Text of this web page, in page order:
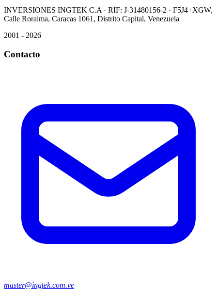
INVERSIONES INGTEK C.A · RIF: J-31480156-2 · F5J4+XGW,
Calle Roraima, Caracas 1061, Distrito Capital, Venezuela
2001 - 2026
Contacto
master@ingtek.com.ve